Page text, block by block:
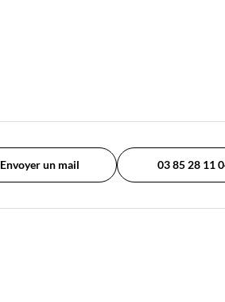
Envoyer un mail 03 85 28 11